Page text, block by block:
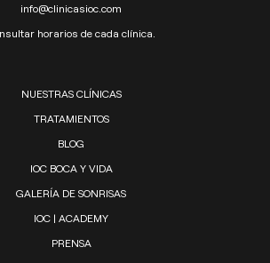
info@clinicasioc.com
horarios de cada clínica.
NUESTRAS CLÍNICAS
TRATAMIENTOS
BLOG
IOC BOCA Y VIDA
GALERÍA DE SONRISAS
IOC | ACADEMY
PRENSA